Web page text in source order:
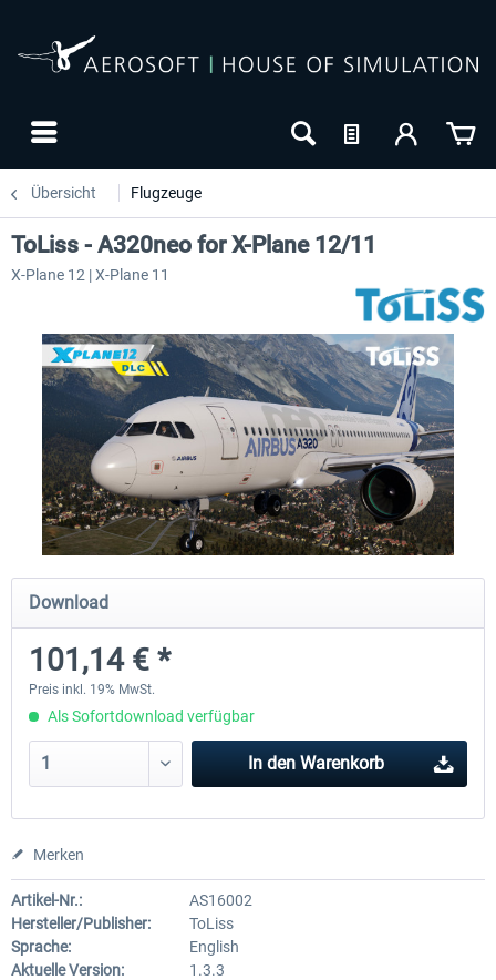
Übersicht Flugzeuge
Diamond DA-62
37,95 € *
Cessna 208 Grand Caravan
ToLiss - A320neo for X-Plane 12/11
X-Plane 12 | X-Plane 11
Download
101,14 € *
Preis inkl. 19% MwSt.
Als Sofortdownload verfügbar
In den Warenkorb
Merken
Artikel-Nr.:
AS16002
Hersteller/Publisher:
ToLiss
Sprache:
English
Aktuelle Version:
1.3.3